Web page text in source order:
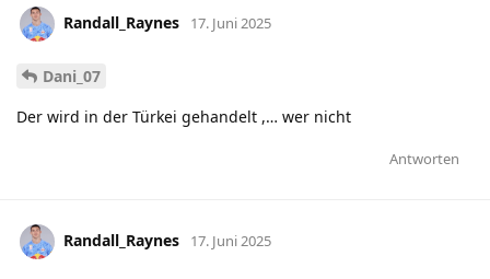
Randall_Raynes 17. Juni 2025
Dani_07
Der wird in der Türkei gehandelt ,… wer nicht
Antworten
Randall_Raynes 17. Juni 2025